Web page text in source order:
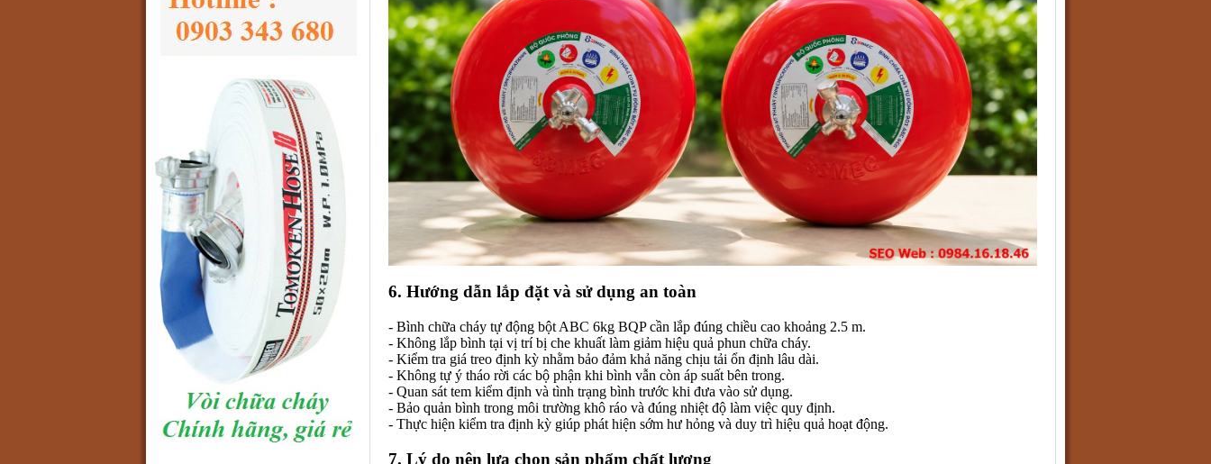
6. Hướng dẫn lắp đặt và sử dụng an toàn
- Bình chữa cháy tự động bột ABC 6kg BQP cần lắp đúng chiều cao khoảng 2.5 m.
- Không lắp bình tại vị trí bị che khuất làm giảm hiệu quả phun chữa cháy.
- Kiểm tra giá treo định kỳ nhằm bảo đảm khả năng chịu tải ổn định lâu dài.
- Không tự ý tháo rời các bộ phận khi bình vẫn còn áp suất bên trong.
- Quan sát tem kiểm định và tình trạng bình trước khi đưa vào sử dụng.
- Bảo quản bình trong môi trường khô ráo và đúng nhiệt độ làm việc quy định.
- Thực hiện kiểm tra định kỳ giúp phát hiện sớm hư hỏng và duy trì hiệu quả hoạt động.
7. Lý do nên lựa chọn sản phẩm chất lượng